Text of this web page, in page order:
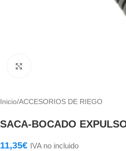
Inicio/ACCESORIOS DE RIEGO
SACA-BOCADO
11,35€ IVA no incluido